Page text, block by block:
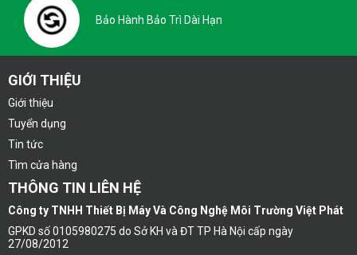
Bảo Hành Bảo Trì Dài Hạn
GIỚI THIỆU
Giới thiệu
Tuyển dụng
Tin tức
Tìm cửa hàng
THÔNG TIN LIÊN HỆ
Công ty TNHH Thiết Bị Máy Và Công Nghệ Môi Trường Việt Phát
GPKD số 0105980275 do Sở KH và ĐT TP Hà Nội cấp ngày
27/08/2012